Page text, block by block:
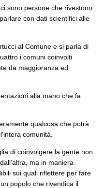
sono persone che rivestono
con dati scientifici alle
al Comune e si parla di
i comuni coinvolti
da maggioranza ed
alla mano che fa
qualcosa che potrà
comunità.
di coinvolgere la gente non
ma in maniera
sui quali riflettere per fare
popolo che rivendica il